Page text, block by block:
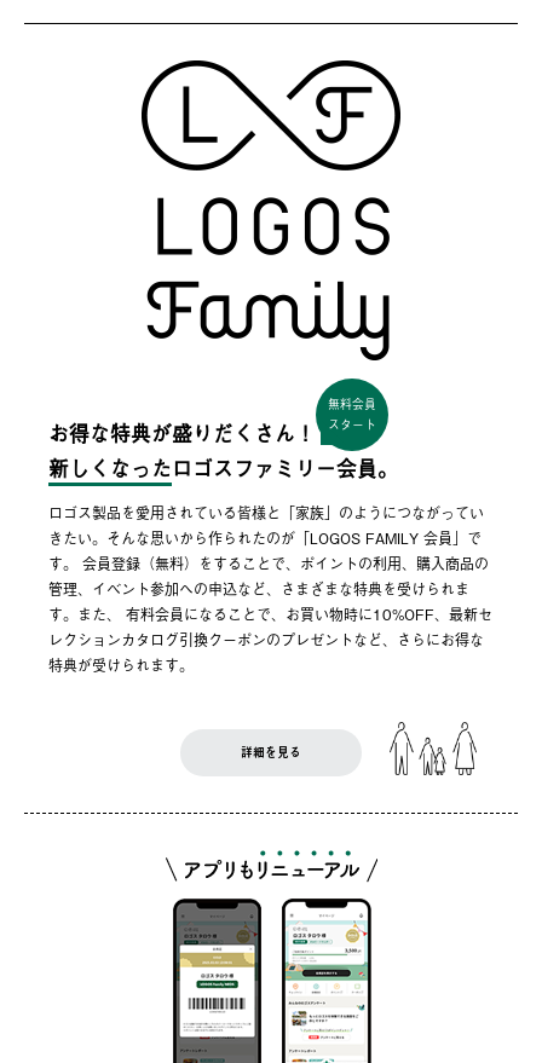
お得な特典が盛りだくさん！
無料会員
スタート
新しくなった ロゴスファミリー会員。
ロゴス製品を愛用されている皆様と「家族」のようにつながってい
きたい。そんな思いから作られたのが「LOGOS FAMILY 会員」で
す。 会員登録（無料）をすることで、ポイントの利用、購入商品の
管理、イベント参加への申込など、さまざまな特典を受けられま
す。また、 有料会員になることで、お買い物時に10%OFF、最新セ
レクションカタログ引換クーポンのプレゼントなど、さらにお得な
特典が受けられます。
詳細を見る